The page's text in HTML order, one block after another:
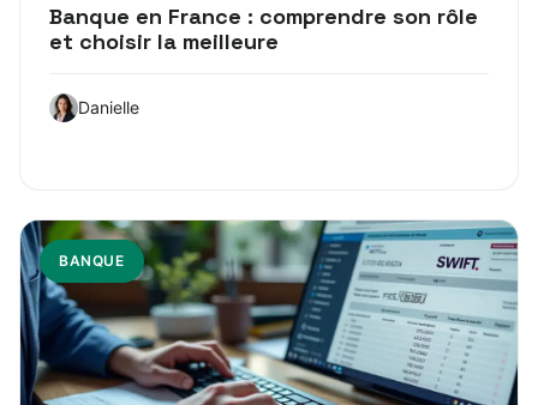
Banque en France : comprendre son rôle
et choisir la meilleure
Danielle
BANQUE